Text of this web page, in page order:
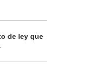
de ley que